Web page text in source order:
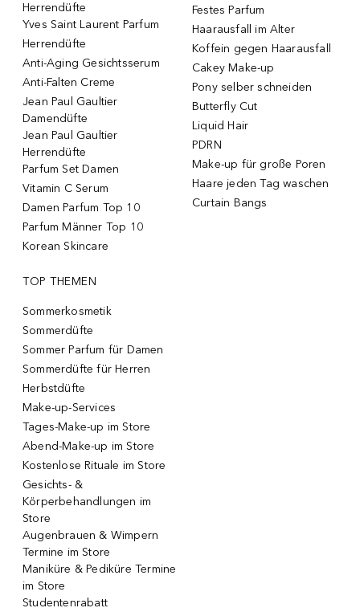
Herrendüfte
Yves Saint Laurent Parfum
Herrendüfte
Anti-Aging Gesichtsserum
Anti-Falten Creme
Jean Paul Gaultier
Damendüfte
Jean Paul Gaultier
Herrendüfte
Parfum Set Damen
Vitamin C Serum
Damen Parfum Top 10
Parfum Männer Top 10
Korean Skincare
Festes Parfum
Haarausfall im Alter
Koffein gegen Haarausfall
Cakey Make-up
Pony selber schneiden
Butterfly Cut
Liquid Hair
PDRN
Make-up für große Poren
Haare jeden Tag waschen
Curtain Bangs
TOP THEMEN
Sommerkosmetik
Sommerdüfte
Sommer Parfum für Damen
Sommerdüfte für Herren
Herbstdüfte
Make-up-Services
Tages-Make-up im Store
Abend-Make-up im Store
Kostenlose Rituale im Store
Gesichts- &
Körperbehandlungen im
Store
Augenbrauen & Wimpern
Termine im Store
Maniküre & Pediküre Termine
im Store
Studentenrabatt